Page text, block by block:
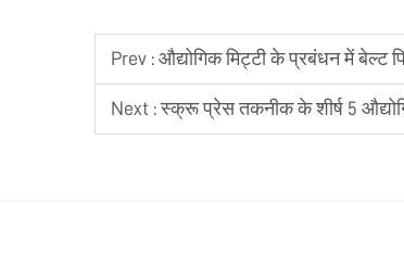
Prev : औद्योगिक मिट्टी के प्रबंधन में बेल्ट
Next :स्क्रू प्रेस तकनीक के शीर्ष 5